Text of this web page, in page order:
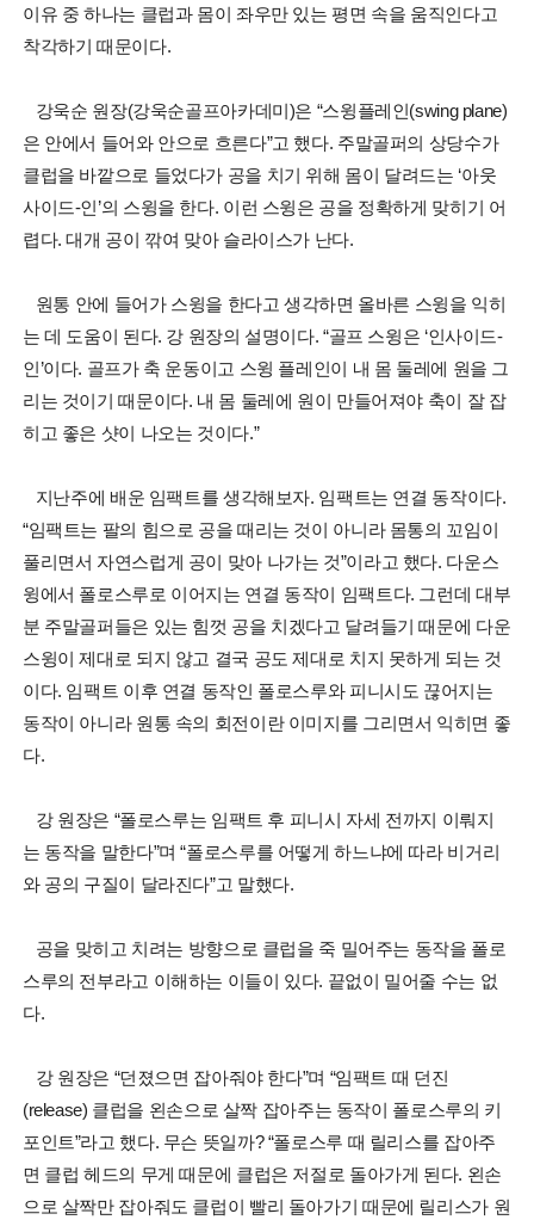
이유 중 하나는 클럽과 몸이 좌우만 있는 평면 속을 움직인다고
착각하기 때문이다.
강욱순 원장(강욱순골프아카데미)은 “스윙플레인(swing plane)
은 안에서 들어와 안으로 흐른다”고 했다. 주말골퍼의 상당수가
클럽을 바깥으로 들었다가 공을 치기 위해 몸이 달려드는 ‘아웃
사이드-인’의 스윙을 한다. 이런 스윙은 공을 정확하게 맞히기 어
렵다. 대개 공이 깎여 맞아 슬라이스가 난다.
원통 안에 들어가 스윙을 한다고 생각하면 올바른 스윙을 익히
는 데 도움이 된다. 강 원장의 설명이다. “골프 스윙은 ‘인사이드-
인’이다. 골프가 축 운동이고 스윙 플레인이 내 몸 둘레에 원을 그
리는 것이기 때문이다. 내 몸 둘레에 원이 만들어져야 축이 잘 잡
히고 좋은 샷이 나오는 것이다.”
지난주에 배운 임팩트를 생각해보자. 임팩트는 연결 동작이다.
“임팩트는 팔의 힘으로 공을 때리는 것이 아니라 몸통의 꼬임이
풀리면서 자연스럽게 공이 맞아 나가는 것”이라고 했다. 다운스
윙에서 폴로스루로 이어지는 연결 동작이 임팩트다. 그런데 대부
분 주말골퍼들은 있는 힘껏 공을 치겠다고 달려들기 때문에 다운
스윙이 제대로 되지 않고 결국 공도 제대로 치지 못하게 되는 것
이다. 임팩트 이후 연결 동작인 폴로스루와 피니시도 끊어지는
동작이 아니라 원통 속의 회전이란 이미지를 그리면서 익히면 좋
다.
강 원장은 “폴로스루는 임팩트 후 피니시 자세 전까지 이뤄지
는 동작을 말한다”며 “폴로스루를 어떻게 하느냐에 따라 비거리
와 공의 구질이 달라진다”고 말했다.
공을 맞히고 치려는 방향으로 클럽을 죽 밀어주는 동작을 폴로
스루의 전부라고 이해하는 이들이 있다. 끝없이 밀어줄 수는 없
다.
강 원장은 “던졌으면 잡아줘야 한다”며 “임팩트 때 던진
(release) 클럽을 왼손으로 살짝 잡아주는 동작이 폴로스루의 키
포인트”라고 했다. 무슨 뜻일까? “폴로스루 때 릴리스를 잡아주
면 클럽 헤드의 무게 때문에 클럽은 저절로 돌아가게 된다. 왼손
으로 살짝만 잡아줘도 클럽이 빨리 돌아가기 때문에 릴리스가 원